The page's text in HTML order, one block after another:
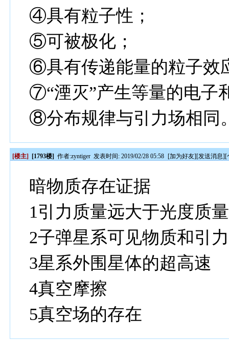
④具有粒子性；
⑤可被极化；
⑥具有传递能量的粒子效
⑦“湮灭”产生等量的电子
⑧分布规律与引力场相同
[楼主] [1793楼] 作者:zyntiger 发表时间: 2019/02/28 05:58 [加为好友][发送消息][
暗物质存在证据
1引力质量远大于光度质量
2子弹星系可见物质和引
3星系外围星体的超高速
4真空摩擦
5真空场的存在